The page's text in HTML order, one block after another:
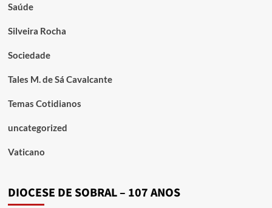
Saúde
Silveira Rocha
Sociedade
Tales M. de Sá Cavalcante
Temas Cotidianos
uncategorized
Vaticano
DIOCESE DE SOBRAL – 107 ANOS